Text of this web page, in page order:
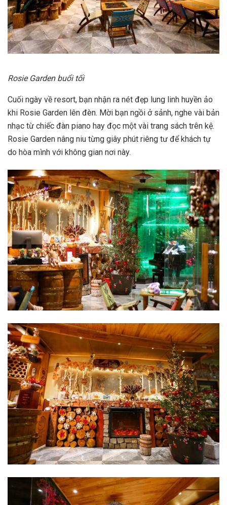
Rosie Garden buổi tối
Cuối ngày về resort, bạn nhận ra nét đẹp lung linh huyền ảo
khi Rosie Garden lên đèn. Mời bạn ngồi ở sảnh, nghe vài bản
nhạc từ chiếc đàn piano hay đọc một vài trang sách trên kệ.
Rosie Garden nâng niu từng giây phút riêng tư để khách tự
do hòa mình với không gian nơi này.